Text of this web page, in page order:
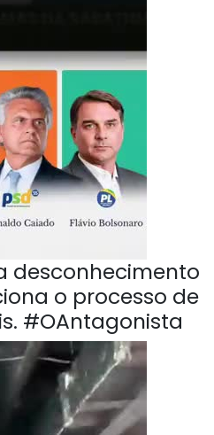
desconhecimento
o processo de
#OAntagonista